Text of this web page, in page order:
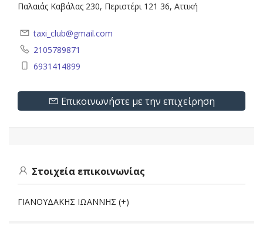
Παλαιάς Καβάλας 230, Περιστέρι 121 36, Αττική
taxi_club@gmail.com
2105789871
6931414899
Επικοινωνήστε με την επιχείρηση
Στοιχεία επικοινωνίας
ΓΙΑΝΟΥΔΑΚΗΣ ΙΩΑΝΝΗΣ (+)